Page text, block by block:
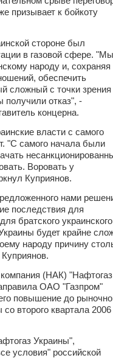
призывает к бойкоту
стороне был
в газовой сфере. "Мы
народу и, сохраняя
обеспечить
сложный с точки зрения
получили отказ", -
концерна.
власти с самого
"С самого начала были
Воровать у
Куприянов.
нами
последствия для
братского украинского
будет крайне
народу причину
(НАК) "Нафтогаз
ОАО "Газпром"
повышение до
второго квартала 2006
Украины",
условия" российской